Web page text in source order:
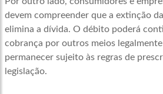
devem compreender que a extinção
elimina a dívida. O débito poderá
cobrança por outros meios
permanecer sujeito às regras de
legislação.